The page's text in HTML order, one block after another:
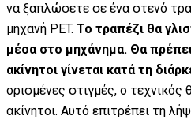
να ξαπλώσετε σε ένα στενό
μηχανή PET. Το τραπέζι θα
μέσα στο μηχάνημα. Θα
ακίνητοι γίνεται κατά τη
ορισμένες στιγμές, ο τεχνικός
ακίνητοι. Αυτό επιτρέπει τη